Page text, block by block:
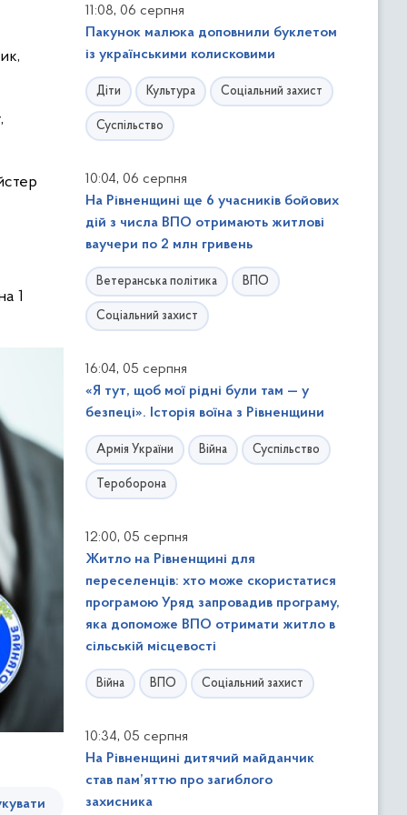
1
11:08, 06 серпня
Пакунок малюка доповнили буклетом
із українськими колисковими
Діти Культура Соціальний захист
Суспільство
10:04, 06 серпня
На Рівненщині ще 6 учасників бойових
дій з числа ВПО отримають житлові
ваучери по 2 млн гривень
Ветеранська політика ВПО
Соціальний захист
16:04, 05 серпня
«Я тут, щоб мої рідні були там — у
безпеці». Історія воїна з Рівненщини
Армія України Війна Суспільство
Тероборона
12:00, 05 серпня
Житло на Рівненщині для
переселенців: хто може скористатися
програмою Уряд запровадив програму,
яка допоможе ВПО отримати житло в
сільській місцевості
Війна ВПО Соціальний захист
10:34, 05 серпня
На Рівненщині дитячий майданчик
став пам’яттю про загиблого
захисника